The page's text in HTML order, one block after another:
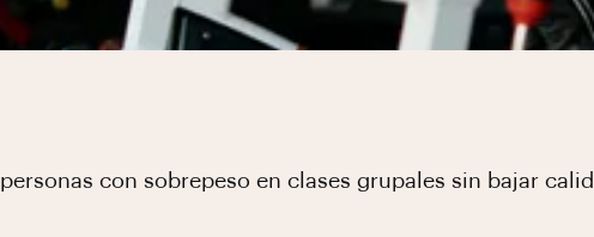
con sobrepeso en clases grupales sin bajar